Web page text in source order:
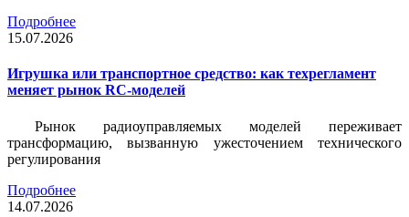
Подробнее
15.07.2026
Игрушка или транспортное средство: как техрегламент
меняет рынок RC-моделей
Рынок радиоуправляемых моделей переживает
трансформацию, вызванную ужесточением технического
регулирования
Подробнее
14.07.2026